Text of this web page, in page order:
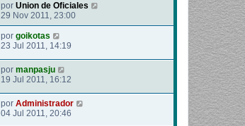
por Union de Oficiales
29 Nov 2011, 23:00
por goikotas
23 Jul 2011, 14:19
por manpasju
19 Jul 2011, 16:12
por Administrador
04 Jul 2011, 20:46